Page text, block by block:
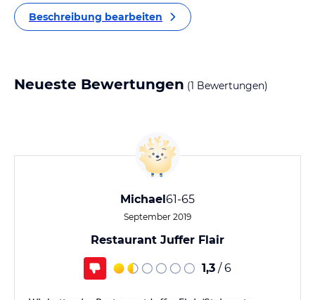
Beschreibung bearbeiten
Neueste Bewertungen (1 Bewertungen)
Michael61-65
September 2019
Restaurant Juffer Flair
1,3 / 6